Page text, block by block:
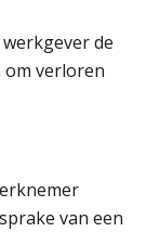
de
verloren
van een